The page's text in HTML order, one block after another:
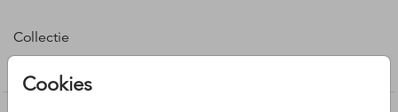
Cookies
Collectie